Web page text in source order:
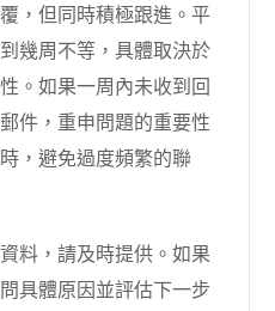
，但同時積極跟進。平
幾周不等，具體取決於
。如果一周內未收到回
件，重申問題的重要性
，避免過度頻繁的聯
料，請及時提供。如果
具體原因並評估下一步